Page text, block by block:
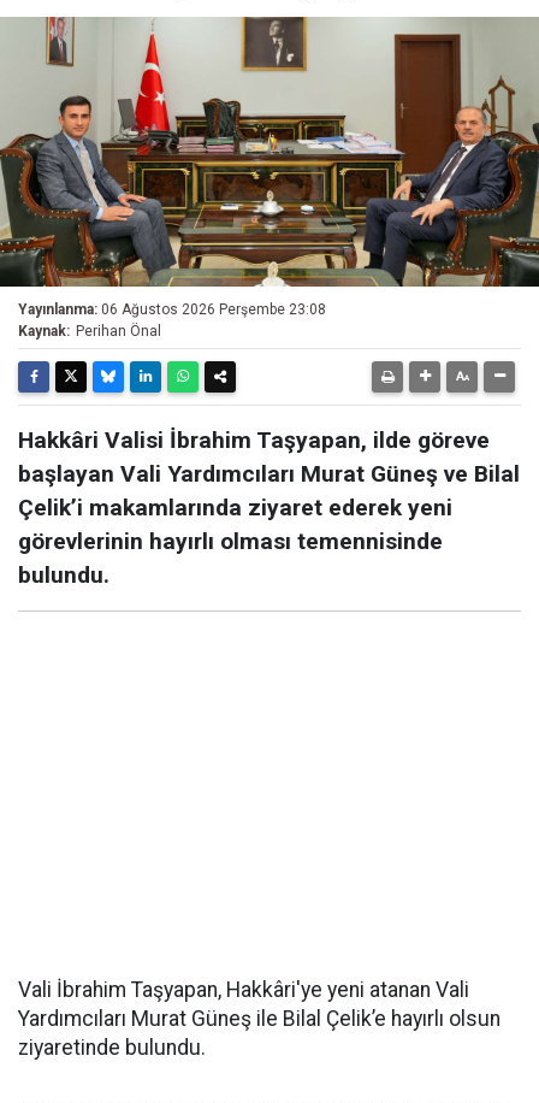
Yayınlanma: 06 Ağustos 2026 Perşembe 23:08
Kaynak: Perihan Önal
Hakkâri Valisi İbrahim Taşyapan, ilde göreve
başlayan Vali Yardımcıları Murat Güneş ve Bilal
Çelik’i makamlarında ziyaret ederek yeni
görevlerinin hayırlı olması temennisinde
bulundu.
Vali İbrahim Taşyapan, Hakkâri'ye yeni atanan Vali
Yardımcıları Murat Güneş ile Bilal Çelik’e hayırlı olsun
ziyaretinde bulundu.